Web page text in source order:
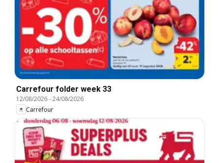
Carrefour folder week 33
12/08/2026-24/08/2026
Carrefour